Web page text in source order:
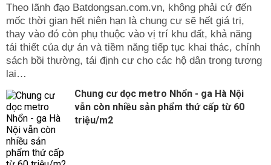
Theo lãnh đạo Batdongsan.com.vn, không phải cứ đến
mốc thời gian hết niên hạn là chung cư sẽ hết giá trị,
thay vào đó còn phụ thuộc vào vị trí khu đất, khả năng
tái thiết của dự án và tiềm năng tiếp tục khai thác, chính
sách bồi thường, tái định cư cho các hộ dân trong tương
lai…
Chung cư dọc metro Nhổn - ga Hà Nội
vẫn còn nhiều sản phẩm thứ cấp từ 60
triệu/m2